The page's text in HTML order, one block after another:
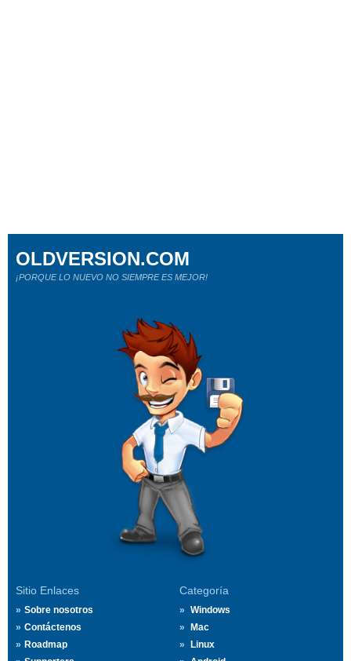
Sitio Enlaces
Sobre nosotros
Contáctenos
Roadmap
Categoría
Windows
Mac
Linux
OLDVERSION.COM
¡PORQUE LO NUEVO NO SIEMPRE ES MEJOR!